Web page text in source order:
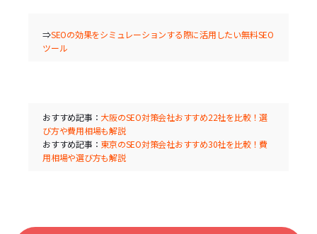
⇒SEOの効果をシミュレーションする際に活用したい無料SEO
ツール
おすすめ記事： 大阪のSEO対策会社おすすめ22社を比較！選
び方や費用相場も解説
おすすめ記事： 東京のSEO対策会社おすすめ30社を比較！費
用相場や選び方も解説